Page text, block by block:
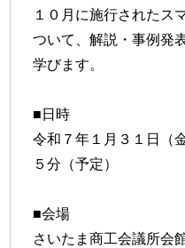
１０月に施行されたス
ついて、解説・事例発
学びます。
■日時
令和７年１月３１日（
５分（予定）
■会場
さいたま商工会議所会